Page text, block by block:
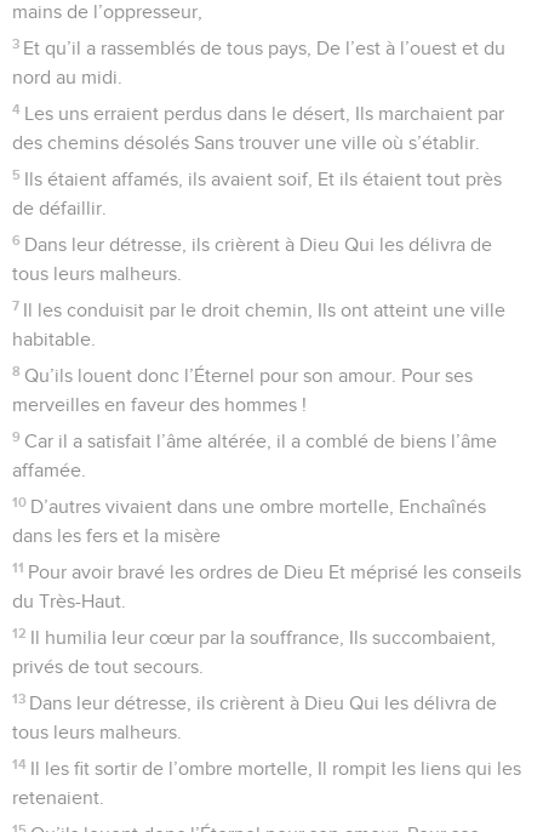
mains de l’oppresseur,
3 Et qu’il a rassemblés de tous pays, De l’est à l’ouest et du
nord au midi.
4 Les uns erraient perdus dans le désert, Ils marchaient par
des chemins désolés Sans trouver une ville où s’établir.
5 Ils étaient affamés, ils avaient soif, Et ils étaient tout près
de défaillir.
6 Dans leur détresse, ils crièrent à Dieu Qui les délivra de
tous leurs malheurs.
7 Il les conduisit par le droit chemin, Ils ont atteint une ville
habitable.
8 Qu’ils louent donc l’Éternel pour son amour. Pour ses
merveilles en faveur des hommes !
9 Car il a satisfait l’âme altérée, il a comblé de biens l’âme
affamée.
10 D’autres vivaient dans une ombre mortelle, Enchaînés
dans les fers et la misère
11 Pour avoir bravé les ordres de Dieu Et méprisé les conseils
du Très-Haut.
12 Il humilia leur cœur par la souffrance, Ils succombaient,
privés de tout secours.
13 Dans leur détresse, ils crièrent à Dieu Qui les délivra de
tous leurs malheurs.
14 Il les fit sortir de l’ombre mortelle, Il rompit les liens qui les
retenaient.
15